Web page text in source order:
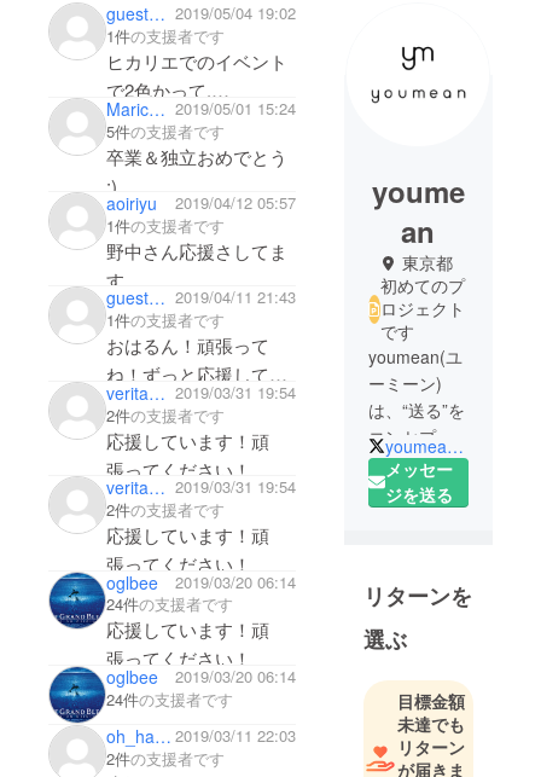
guest2176d55a62 2019/05/04 19:02
1件の支援者です
ヒカリエでのイベント
で2色かって.
今回は母の日のプレゼ
ントとして
ベージュを買います！
すごく気に入ったので
頑張ってください！
Maricho Suzuki 2019/05/01 15:24
5件の支援者です
卒業＆独立おめでとう
:)
aoiriyu
2019/04/12 05:57
1件の支援者です
野中さん応援さしてま
す。
guest28bf7187ee 2019/04/11 21:43
1件の支援者です
おはるん！頑張って
ね！ずっと応援してい
るよ！！
verita_btb 2019/03/31 19:54
2件の支援者です
応援しています！頑
張ってください！
verita_btb 2019/03/31 19:54
2件の支援者です
応援しています！頑
張ってください！
oglbee
2019/03/20 06:14
24件の支援者です
応援しています！頑
張ってください！
oglbee
2019/03/20 06:14
24件の支援者です
oh_haruca 2019/03/11 22:03
2件の支援者です
youme
an
東京都
初めてのプ
ロジェクト
です
youmean(ユ
ーミーン)
は、“送る”を
コンセプト
にした革ブ
ランドで
ムック本で
は「今気に
なる人」と
コラボした
作品や情報
をご紹介し
ていきま
youmean_net
メッセー
ジを送る
リターンを
選ぶ
目標金額
未達でも
リターン
が届きま